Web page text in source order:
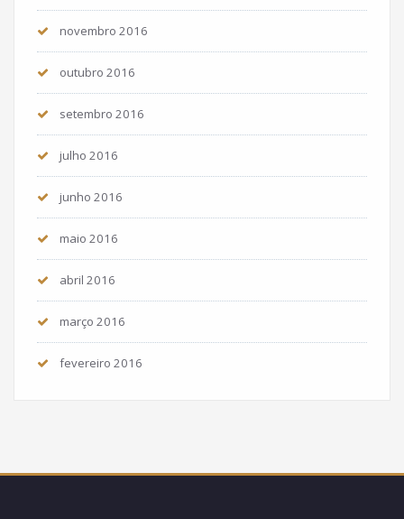
novembro 2016
outubro 2016
setembro 2016
julho 2016
junho 2016
maio 2016
abril 2016
março 2016
fevereiro 2016